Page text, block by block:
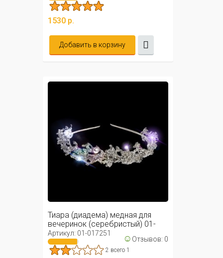
1530 р.
Добавить в корзину
Тиара (диадема) медная для
вечеринок (серебристый) 01-
017251
Артикул: 01-017251 ☺ Отзывов: 0
2 всего 1